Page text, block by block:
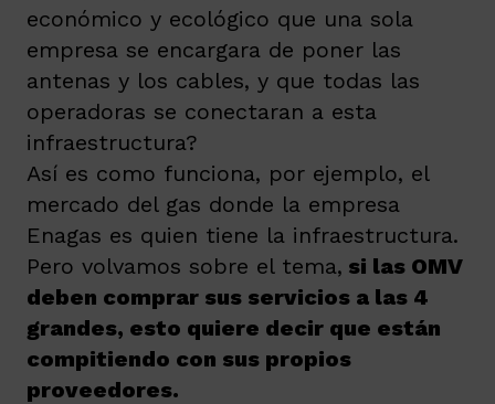
económico y ecológico que una sola
empresa se encargara de poner las
antenas y los cables, y que todas las
operadoras se conectaran a esta
infraestructura?
Así es como funciona, por ejemplo, el
mercado del gas donde la empresa
Enagas es quien tiene la infraestructura.
Pero volvamos sobre el tema, si las OMV
deben comprar sus servicios a las 4
grandes, esto quiere decir que están
compitiendo con sus propios
proveedores.